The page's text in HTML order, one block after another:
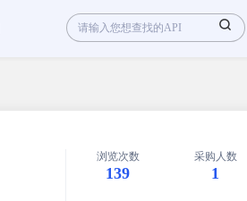
浏览次数
139
采购人数
1